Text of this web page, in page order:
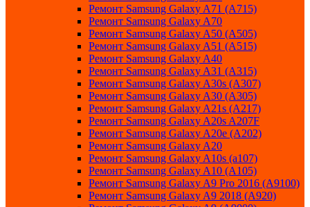
Ремонт Samsung Galaxy A71 (A715)
Ремонт Samsung Galaxy A70
Ремонт Samsung Galaxy A50 (A505)
Ремонт Samsung Galaxy A51 (A515)
Ремонт Samsung Galaxy A40
Ремонт Samsung Galaxy A31 (A315)
Ремонт Samsung Galaxy A30s (A307)
Ремонт Samsung Galaxy A30 (A305)
Ремонт Samsung Galaxy A21s (A217)
Ремонт Samsung Galaxy A20s A207F
Ремонт Samsung Galaxy A20e (A202)
Ремонт Samsung Galaxy A20
Ремонт Samsung Galaxy A10s (a107)
Ремонт Samsung Galaxy A10 (A105)
Ремонт Samsung Galaxy A9 Pro 2016 (A9100)
Ремонт Samsung Galaxy A9 2018 (A920)